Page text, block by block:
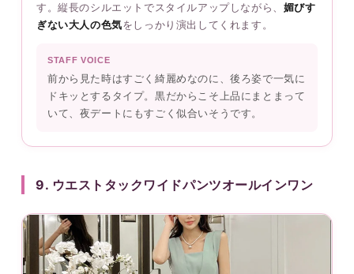
す。縦長のシルエットでスタイルアップしながら、 媚びす
ぎない大人の色気をしっかり演出してくれます。
STAFF VOICE
前から見た時はすごく綺麗めなのに、後ろ姿で一気に
ドキッとするタイプ。黒だからこそ上品にまとまって
いて、夜デートにもすごく似合いそうです。
9. ウエストタックワイドパンツオールインワン